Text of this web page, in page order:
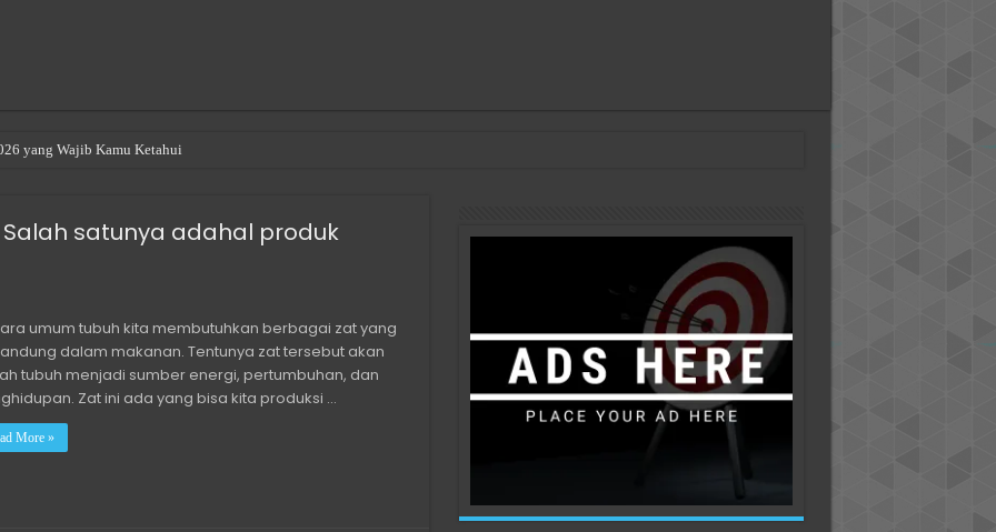
yang Wajib Kamu Ketahui
a Room in Singapore
satunya adahal produk
umum tubuh kita membutuhkan berbagai zat yang
dalam makanan. Tentunya zat tersebut akan
tubuh menjadi sumber energi, pertumbuhan, dan
Zat ini ada yang bisa kita produksi …
More »